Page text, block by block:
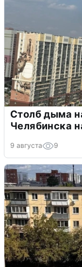
Столб дыма
Челябинска
9 августа 9